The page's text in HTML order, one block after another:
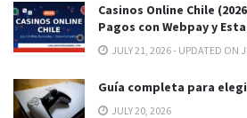
Casinos Online Chile
Pagos con Webpay y
JULY 21, 2026 - UPDATED ON
Guía completa para
JULY 20, 2026